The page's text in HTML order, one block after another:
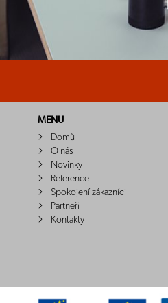
MENU
Domů
O nás
Novinky
Reference
Spokojení zákazníci
Partneři
Kontakty